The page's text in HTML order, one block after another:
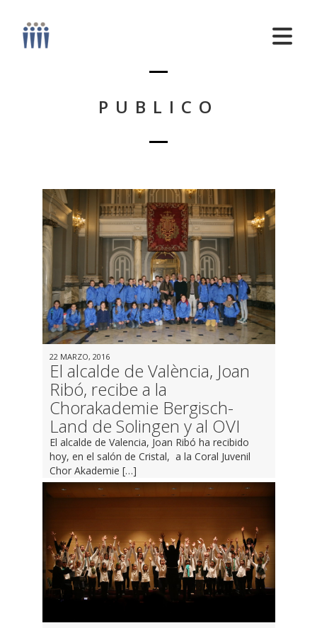
PUBLICO
22 MARZO, 2016
El alcalde de València, Joan
Ribó, recibe a la
Chorakademie Bergisch-
Land de Solingen y al OVI
El alcalde de Valencia, Joan Ribó ha recibido
hoy, en el salón de Cristal, a la Coral Juvenil
Chor Akademie […]